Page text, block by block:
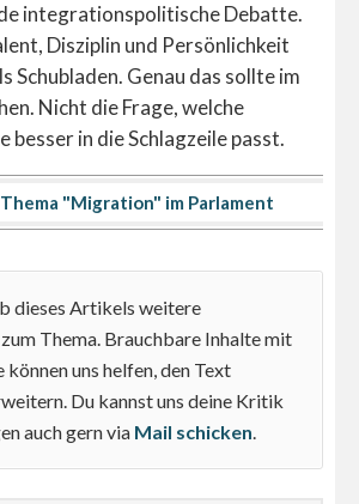
integrationspolitische Debatte.
Disziplin und Persönlichkeit
Schubladen. Genau das sollte im
Nicht die Frage, welche
in die Schlagzeile passt.
Thema "Migration" im Parlament
dieses Artikels weitere
Thema. Brauchbare Inhalte mit
uns helfen, den Text
Du kannst uns deine Kritik
auch gern via Mail schicken.